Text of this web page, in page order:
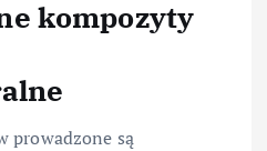
kompozyty
prowadzone są